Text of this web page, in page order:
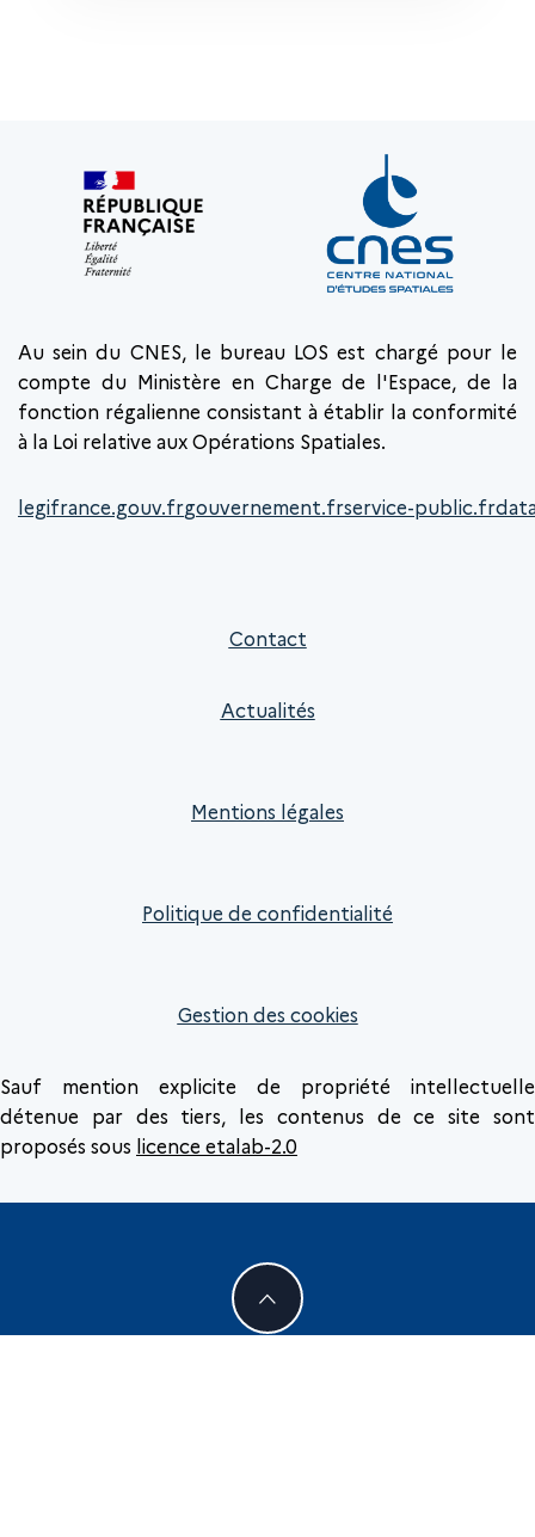
Au sein du CNES, le bureau LOS est chargé pour le
compte du Ministère en Charge de l'Espace, de la
fonction régalienne consistant à établir la conformité
à la Loi relative aux Opérations Spatiales.
legifrance.gouv.frgouvernement.frservice-public.fr
Contact
Actualités
Mentions légales
Politique de confidentialité
Gestion des cookies
Sauf mention explicite de propriété intellectuelle
détenue par des tiers, les contenus de ce site sont
proposés sous licence etalab-2.0